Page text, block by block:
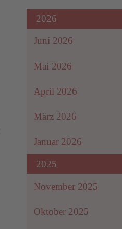
2026
Juni 2026
Mai 2026
April 2026
März 2026
Januar 2026
2025
November 2025
Oktober 2025